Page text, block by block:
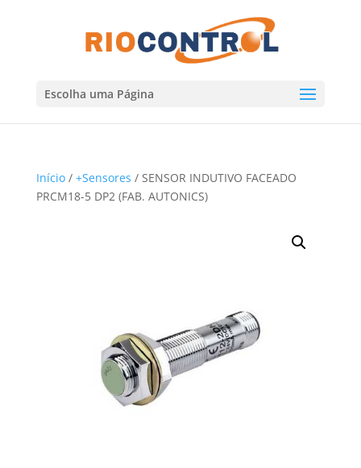
Escolha uma Página
Início/ +Sensores / SENSOR INDUTIVO FACEADO
PRCM18-5 DP2 (FAB. AUTONICS)